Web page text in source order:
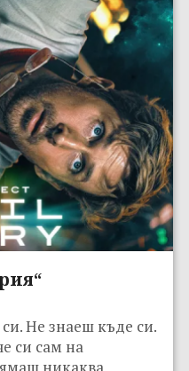
Не знаеш къде си.
си сам на
никаква